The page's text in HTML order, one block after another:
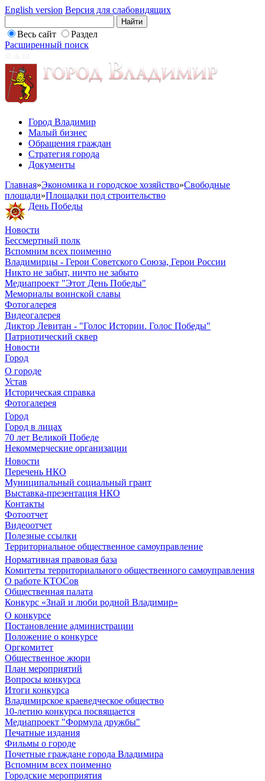
English version Версия для слабовидящих
Весь сайт
Раздел
Расширенный поиск
Город Владимир
Малый бизнес
Обращения граждан
Стратегия города
Документы
Главная»Экономика и городское хозяйство»Свободные
площади»Площадки под строительство
День Победы
Новости
Бессмертный полк
Вспомним всех поименно
Владимирцы - Герои Советского Союза, Герои России
Никто не забыт, ничто не забыто
Медиапроект "Этот День Победы"
Мемориалы воинской славы
Фотогалерея
Видеогалерея
Диктор Левитан - "Голос Истории. Голос Победы"
Патриотический сквер
Новости
Город
О городе
Устав
Историческая справка
Фотогалерея
Город
Город в лицах
70 лет Великой Победе
Некоммерческие организации
Новости
Перечень НКО
Муниципальный социальный грант
Выставка-презентация НКО
Контакты
Фотоотчет
Видеоотчет
Полезные ссылки
Территориальное общественное самоуправление
Нормативная правовая база
Комитеты территориального общественного самоуправления
О работе КТОСов
Общественная палата
Конкурс «Знай и люби родной Владимир»
О конкурсе
Постановление администрации
Положение о конкурсе
Оргкомитет
Общественное жюри
План мероприятий
Вопросы конкурса
Итоги конкурса
Владимирское краеведческое общество
10-летию конкурса посвящается
Медиапроект "Формула дружбы"
Печатные издания
Фильмы о городе
Почетные граждане города Владимира
Вспомним всех поименно
Городские мероприятия